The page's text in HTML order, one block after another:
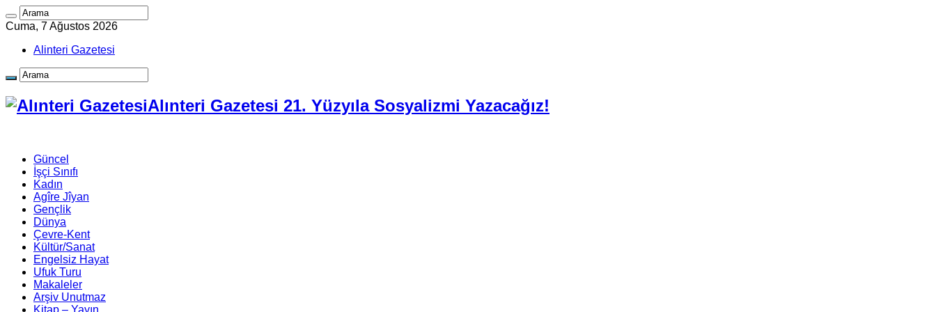
Cuma, 7 Ağustos 2026
Alinteri Gazetesi
Alınteri Gazetesi 21. Yüzyıla Sosyalizmi Yazacağız!
Güncel
İşçi Sınıfı
Kadın
Agîre Jîyan
Gençlik
Dünya
Çevre-Kent
Kültür/Sanat
Engelsiz Hayat
Ufuk Turu
Makaleler
Arşiv Unutmaz
Kitap – Yayın